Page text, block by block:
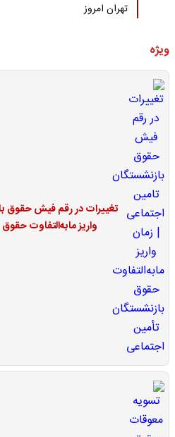
تهران امروز
ویژه
تغییرات در رقم فیش حقوق
واریز مابه‌التفاوت